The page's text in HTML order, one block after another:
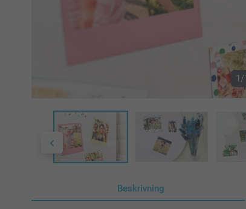
1/
Beskrivning